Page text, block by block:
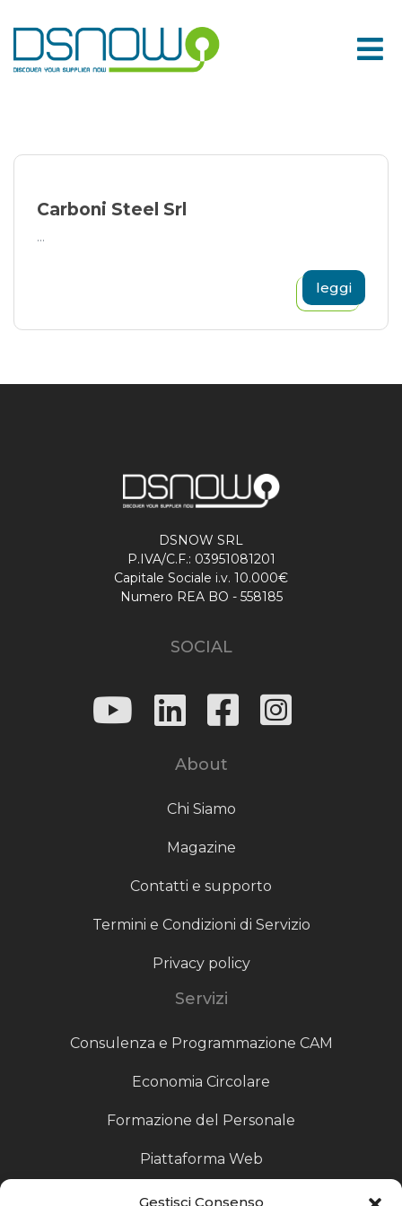
Gestisci Consenso
to
content
Carboni Steel Srl
...
leggi
DSNOW SRL
P.IVA/C.F.: 03951081201
Capitale Sociale i.v. 10.000€
Numero REA BO - 558185
SOCIAL
About
Chi Siamo
Magazine
Contatti e supporto
Termini e Condizioni di Servizio
Privacy policy
Servizi
Consulenza e Programmazione CAM
Economia Circolare
Formazione del Personale
Piattaforma Web
Scouting fornitori